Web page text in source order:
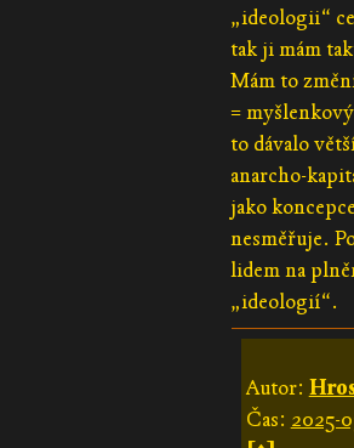
„ideologii“
tak ji mám
Mám to
=
to dávalo
anarcho-
jako
nesměřuje.
lidem na
„ideologií“.
Autor:
Čas: 2025-